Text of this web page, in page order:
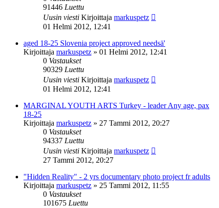
91446 Luettu
Uusin viesti Kirjoittaja markuspetz
01 Helmi 2012, 12:41
aged 18-25 Slovenia project approved needsä'
Kirjoittaja markuspetz » 01 Helmi 2012, 12:41
0 Vastaukset
90329 Luettu
Uusin viesti Kirjoittaja markuspetz
01 Helmi 2012, 12:41
MARGINAL YOUTH ARTS Turkey - leader Any age, pax
18-25
Kirjoittaja markuspetz » 27 Tammi 2012, 20:27
0 Vastaukset
94337 Luettu
Uusin viesti Kirjoittaja markuspetz
27 Tammi 2012, 20:27
"Hidden Reality" - 2 yrs documentary photo project fr adults
Kirjoittaja markuspetz » 25 Tammi 2012, 11:55
0 Vastaukset
101675 Luettu